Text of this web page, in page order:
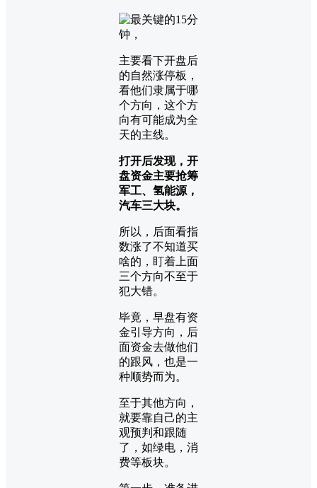
主要看下开盘后
的自然涨停板，
看他们隶属于哪
个方向，这个方
向有可能成为全
天的主线。
打开后发现，开
盘资金主要抢筹
军工、氢能源，
汽车三大块。
所以，后面看指
数涨了不知道买
啥的，盯着上面
三个方向不至于
犯大错。
毕竟，早盘有资
金引导方向，后
面资金去做他们
的跟风，也是一
种顺势而为。
至于其他方向，
就要靠自己的主
观预判和跟随
了，如绿电，消
费等板块。